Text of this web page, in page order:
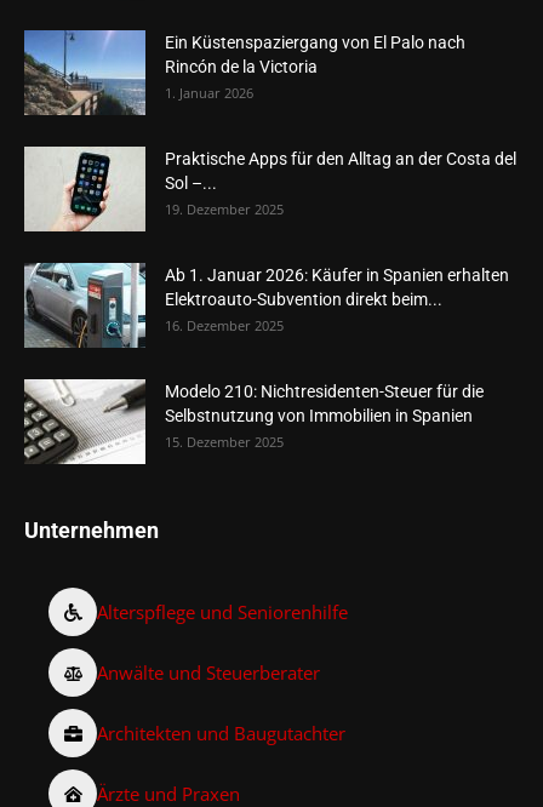
Ein Küstenspaziergang von El Palo nach
Rincón de la Victoria
1. Januar 2026
Praktische Apps für den Alltag an der Costa del
Sol –...
19. Dezember 2025
Ab 1. Januar 2026: Käufer in Spanien erhalten
Elektroauto-Subvention direkt beim...
16. Dezember 2025
Modelo 210: Nichtresidenten-Steuer für die
Selbstnutzung von Immobilien in Spanien
15. Dezember 2025
Unternehmen
Alterspflege und Seniorenhilfe
Anwälte und Steuerberater
Architekten und Baugutachter
Ärzte und Praxen